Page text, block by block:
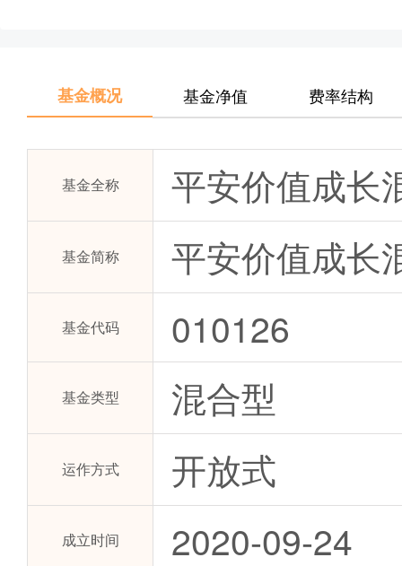
基金概况 基金净值 费率结构
基金全称 平安价值成长
基金简称 平安价值成长
基金代码 010126
基金类型 混合型
运作方式 开放式
成立时间 2020-09-24